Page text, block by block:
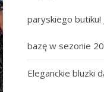
paryskiego butiku!
bazę w sezonie
Eleganckie bluzki